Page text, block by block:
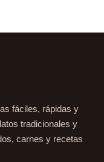
fáciles, rápidas y
tradicionales y
carnes y recetas